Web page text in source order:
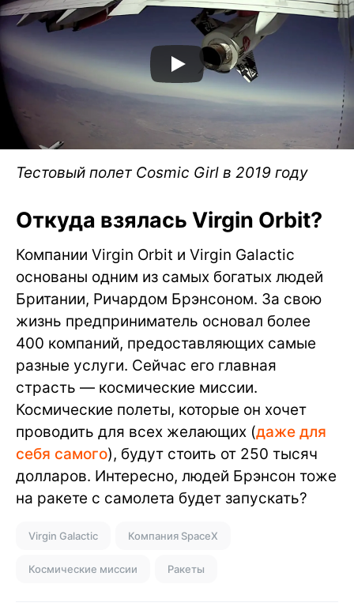
Тестовый полет Cosmic Girl в 2019 году
Откуда взялась Virgin Orbit?
Компании Virgin Orbit и Virgin Galactic
основаны одним из самых богатых людей
Британии, Ричардом Брэнсоном. За свою
жизнь предприниматель основал более
400 компаний, предоставляющих самые
разные услуги. Сейчас его главная
страсть — космические миссии.
Космические полеты, которые он хочет
проводить для всех желающих (даже для
себя самого), будут стоить от 250 тысяч
долларов. Интересно, людей Брэнсон тоже
на ракете с самолета будет запускать?
Virgin Galactic Компания SpaceX
Космические миссии Ракеты